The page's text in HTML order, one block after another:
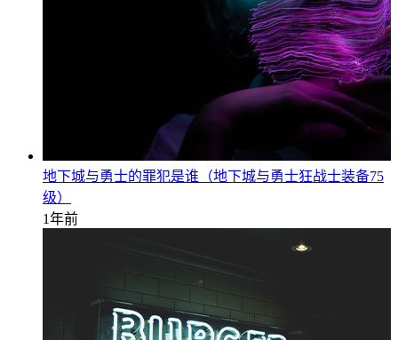
地下城与勇士的罪犯是谁（地下城与勇士狂战士装备75
级）
1年前